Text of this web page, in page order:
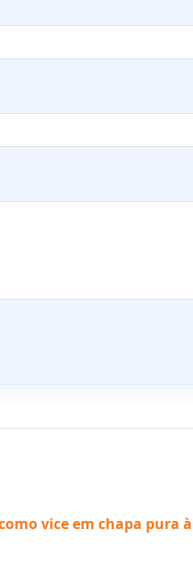
vice em chapa pura à